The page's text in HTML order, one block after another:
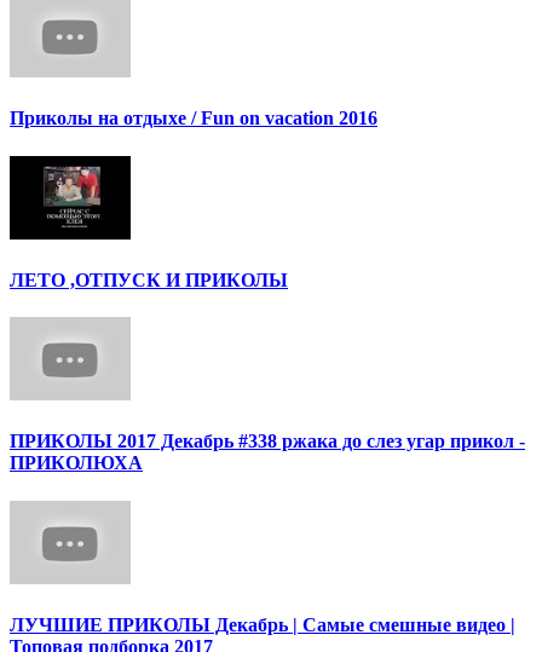
Приколы на отдыхе / Fun on vacation 2016
ЛЕТО ,ОТПУСК И ПРИКОЛЫ
ПРИКОЛЫ 2017 Декабрь #338 ржака до слез угар прикол -
ПРИКОЛЮХА
ЛУЧШИЕ ПРИКОЛЫ Декабрь | Cамые смешные видео |
Топовая подборка 2017